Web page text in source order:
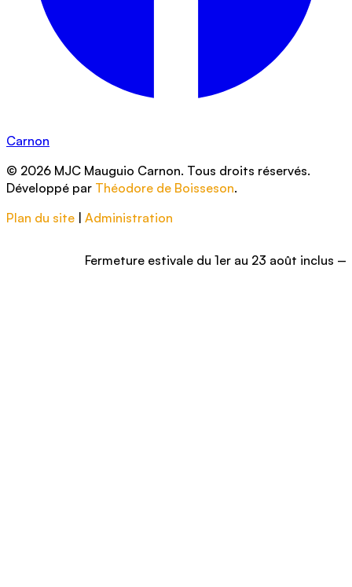
Carnon
© 2026 MJC Mauguio Carnon. Tous droits réservés.
Développé par Théodore de Boisseson.
Plan du site | Administration
Fermeture estivale du 1er au 23 août inclus – Nous